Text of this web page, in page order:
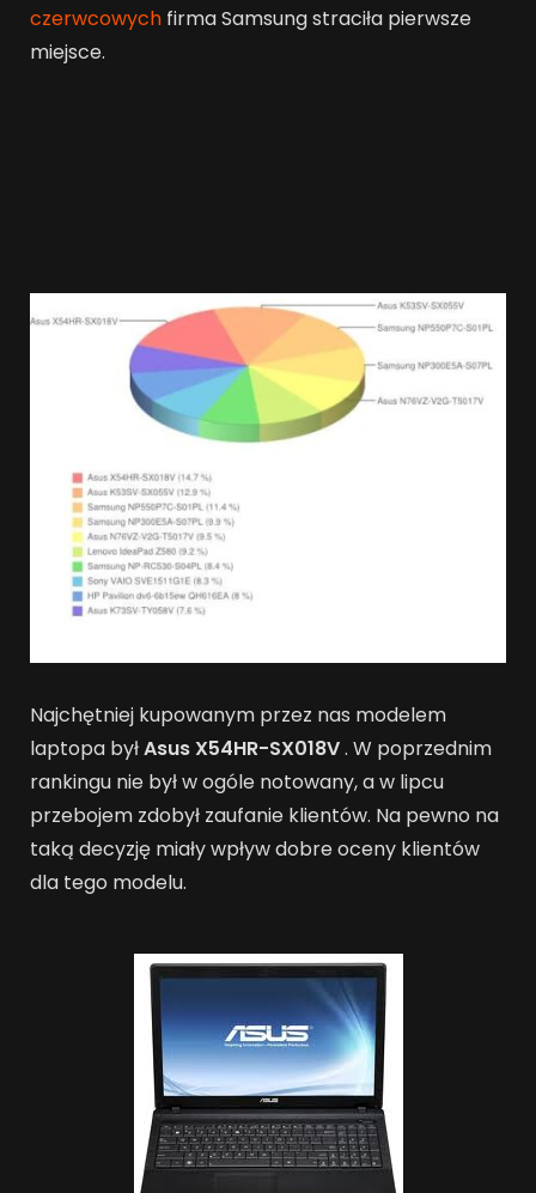
czerwcowych firma Samsung straciła pierwsze
miejsce.
Najchętniej kupowanym przez nas modelem
laptopa byłAsus X54HR-SX018V. W poprzednim
rankingu nie był w ogóle notowany, a w lipcu
przebojem zdobył zaufanie klientów. Na pewno na
taką decyzję miały wpływ dobre oceny klientów
dla tego modelu.